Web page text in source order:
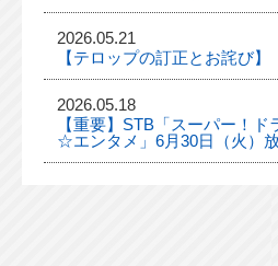
2026.05.21
【テロップの訂正とお詫び】
2026.05.18
【重要】STB「スーパー！
☆エンタメ」6月30日（火）